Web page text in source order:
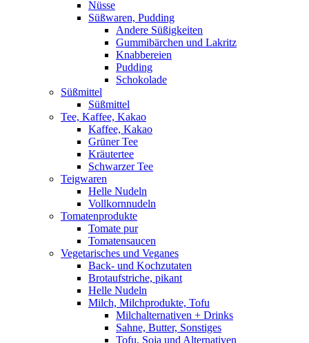
Nüsse
Süßwaren, Pudding
Andere Süßigkeiten
Gummibärchen und Lakritz
Knabbereien
Pudding
Schokolade
Süßmittel
Süßmittel
Tee, Kaffee, Kakao
Kaffee, Kakao
Grüner Tee
Kräutertee
Schwarzer Tee
Teigwaren
Helle Nudeln
Vollkornnudeln
Tomatenprodukte
Tomate pur
Tomatensaucen
Vegetarisches und Veganes
Back- und Kochzutaten
Brotaufstriche, pikant
Helle Nudeln
Milch, Milchprodukte, Tofu
Milchalternativen + Drinks
Sahne, Butter, Sonstiges
Tofu, Soja und Alternativen